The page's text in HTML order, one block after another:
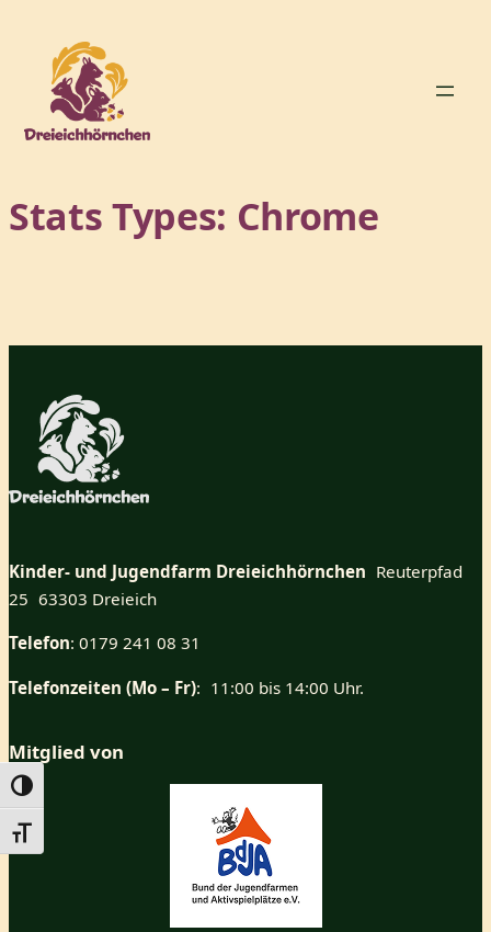
Umschalten auf hohe Kontraste
Schrift vergrößern
Inhalt
springen
Stats Types: Chrome
Kinder- und Jugendfarm Dreieichhörnchen Reuterpfad
25 63303 Dreieich
Telefon: 0179 241 08 31
Telefonzeiten (Mo – Fr): 11:00 bis 14:00 Uhr.
Mitglied von